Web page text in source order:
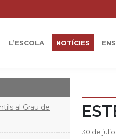
L’ESCOLA NOTÍCIES
30 de
al Grau de